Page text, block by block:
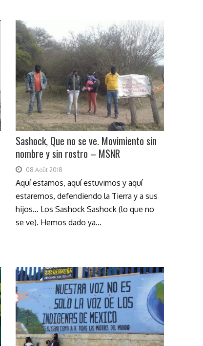
Sashock, Que no se ve. Movimiento sin
nombre y sin rostro – MSNR
08 Août 2018
Aquí estamos, aquí estuvimos y aquí
estaremos, defendiendo la Tierra y a sus
hijos… Los Sashock Sashock (lo que no
se ve). Hemos dado ya...